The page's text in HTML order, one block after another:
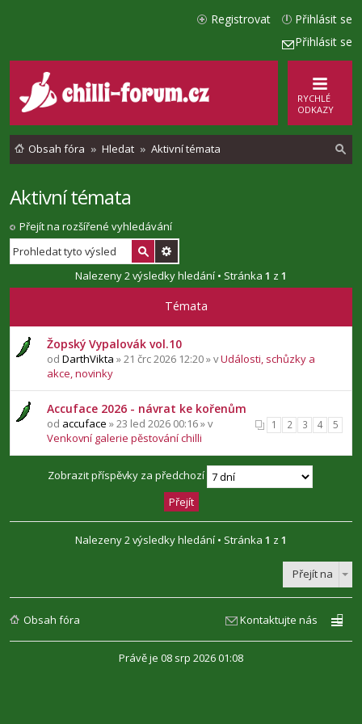
Přihlásit se
Přihlásit se
Registrovat
RYCHLÉ
ODKAZY
Obsah fóra Hledat Aktivní témata
t
Aktivní témata
Přejít na rozšířené vyhledávání
Nalezeny 2 výsledky hledání • Stránka 1 z 1
Témata
Žopský Vypalovák vol.10
od DarthVikta » 21 črc 2026 12:20 » vUdálosti, schůzky a
akce, novinky
Accuface 2026 - návrat ke kořenům
1 2 3 4 5
od accuface » 23 led 2026 00:16 » v
Venkovní galerie pěstování chilli
Zobrazit příspěvky za předchozí
Nalezeny 2 výsledky hledání • Stránka 1 z 1
Přejít na
Obsah fóra Kontaktujte nás
Právě je 08 srp 2026 01:08